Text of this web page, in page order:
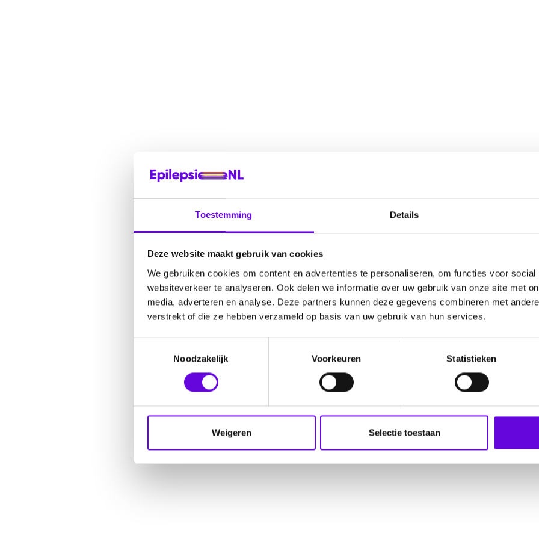
Toestemming Details
Deze website maakt gebruik van cookies
We gebruiken cookies om content en advertenties te personaliseren, om functies voor
websiteverkeer te analyseren. Ook delen we informatie over uw gebruik van onze site met
media, adverteren en analyse. Deze partners kunnen deze gegevens combineren met
verstrekt of die ze hebben verzameld op basis van uw gebruik van hun services.
Noodzakelijk
Voorkeuren Statistieken
Weigeren Selectie toestaan